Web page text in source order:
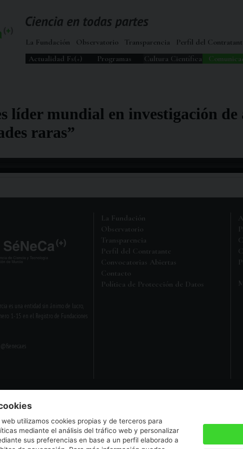
La Fundación Observatorio Transparencia Perfil del
Actualidad Fs(+)
Programas Cultura Científica
líder mundial en investigación de
raras”
es una entidad sin ánimo de lucro,
1-15 en el Registro de Fundaciones
La Fundación
Observatorio
Transparencia
Perfil del Contratante
Convocatorias Abiertas
Contacto
Política de Protección de Datos
utilizamos cookies propias y de terceros para
mediante el análisis del tráfico web y personalizar
sus preferencias en base a un perfil elaborado a